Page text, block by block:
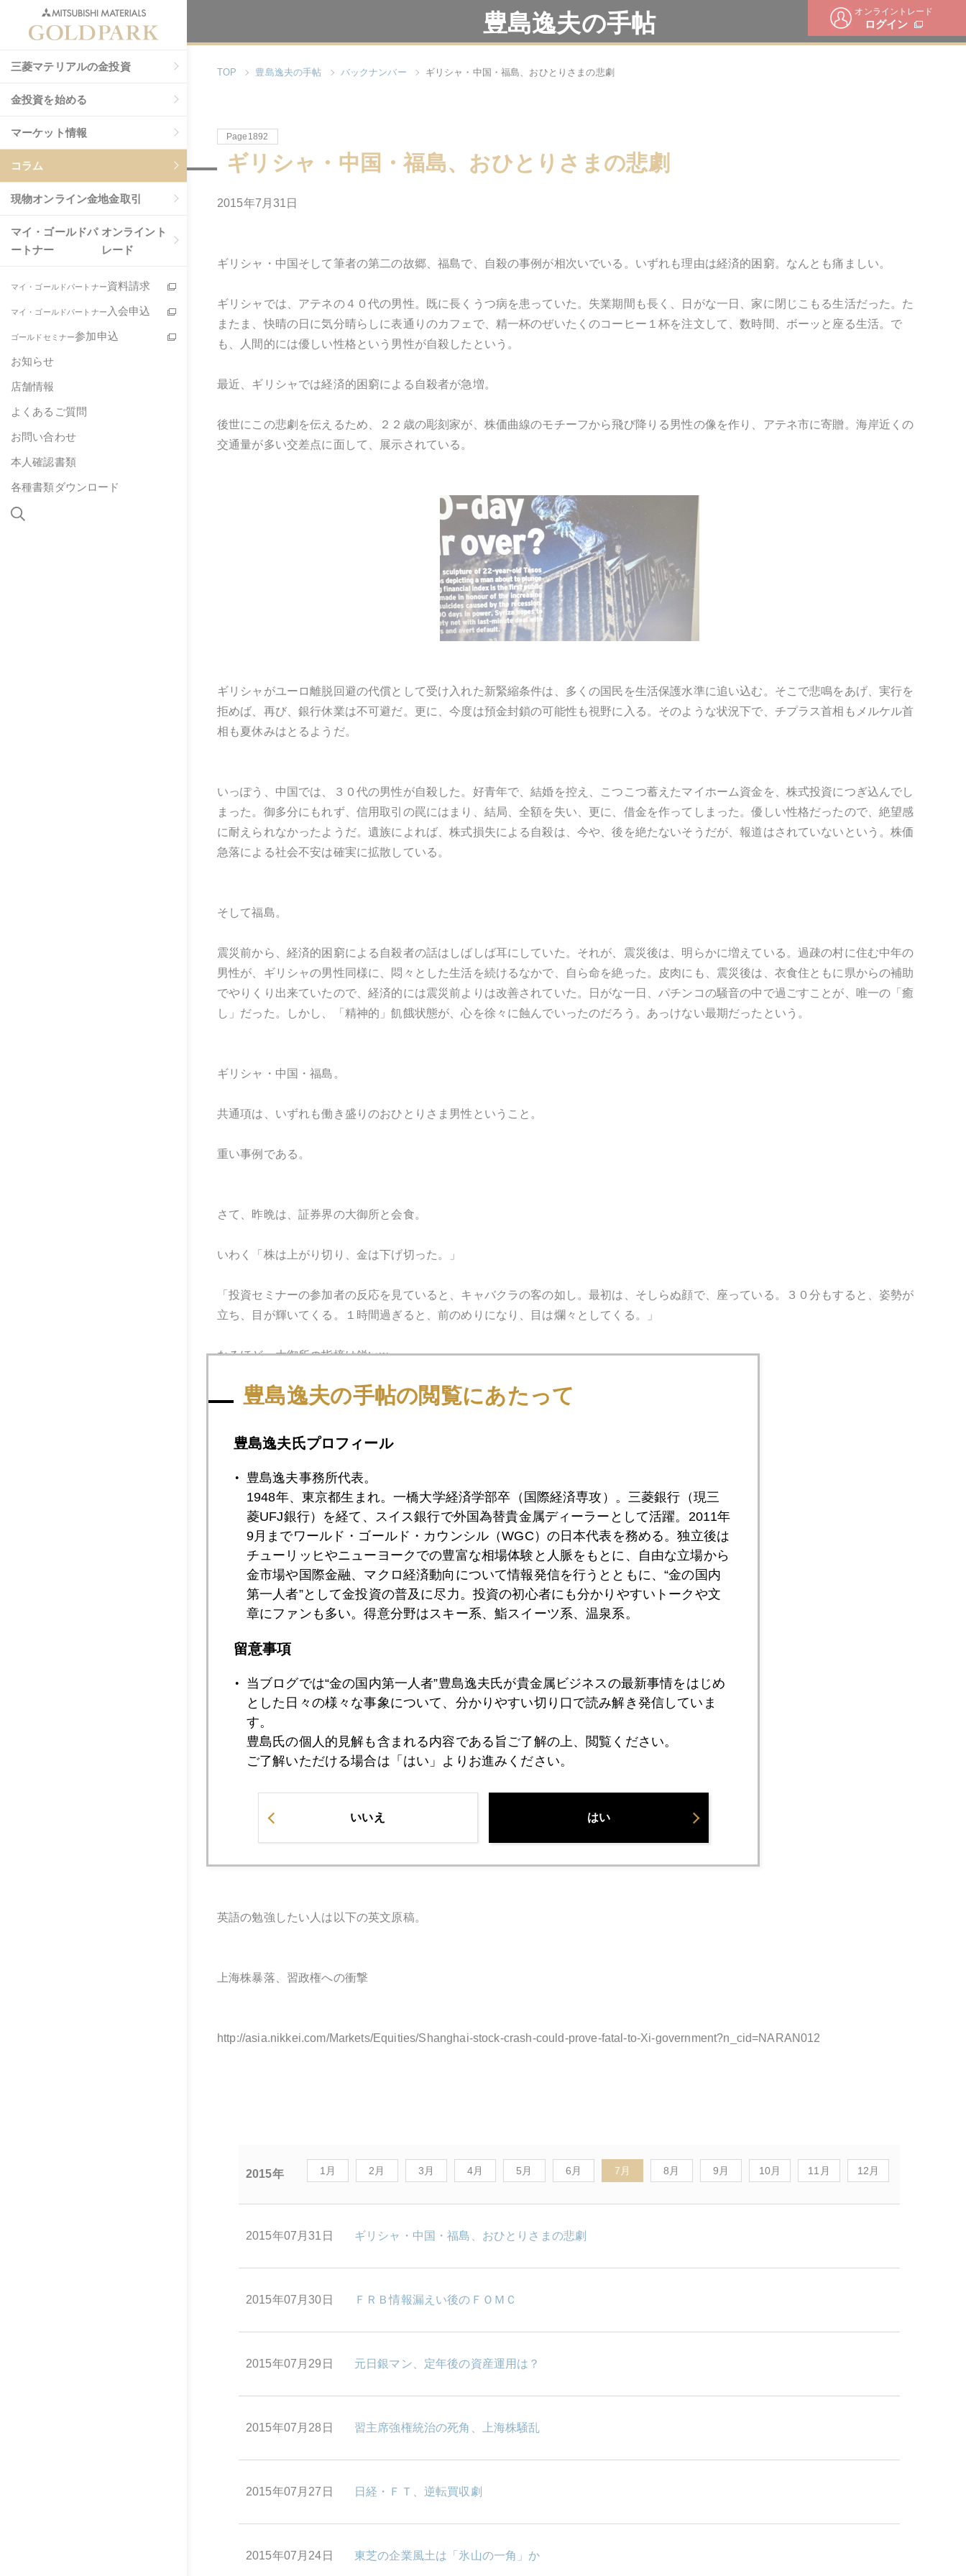
オンライントレード
ログイン
三菱マテリアルの金投資
金投資を始める
マーケット情報
コラム
現物オンライン金地金取引
マイ・ゴールドパ
ートナー
オンライント
レード
マイ・ゴールドパートナー資料請求
マイ・ゴールドパートナー 入会申込
ゴールドセミナー参加申込
お知らせ
店舗情報
よくあるご質問
お問い合わせ
本人確認書類
各種書類ダウンロード
豊島逸夫の手帖
TOP 豊島逸夫の手帖 バックナンバー ギリシャ・中国・福島、おひとりさまの悲劇
Page1892
ギリシャ・中国・福島、おひとりさまの悲劇
2015年7月31日
ギリシャ・中国そして筆者の第二の故郷、福島で、自殺の事例が相次いでいる。いずれも理由は経済的困窮。なんとも痛ましい。
ギリシャでは、アテネの４０代の男性。既に長くうつ病を患っていた。失業期間も長く、日がな一日、家に閉じこもる生活だった。た
またま、快晴の日に気分晴らしに表通りのカフェで、精一杯のぜいたくのコーヒー１杯を注文して、数時間、ボーッと座る生活。で
も、人間的には優しい性格という男性が自殺したという。
最近、ギリシャでは経済的困窮による自殺者が急増。
後世にこの悲劇を伝えるため、２２歳の彫刻家が、株価曲線のモチーフから飛び降りる男性の像を作り、アテネ市に寄贈。海岸近くの
交通量が多い交差点に面して、展示されている。
ギリシャがユーロ離脱回避の代償として受け入れた新緊縮条件は、多くの国民を生活保護水準に追い込む。そこで悲鳴をあげ、実行を
拒めば、再び、銀行休業は不可避だ。更に、今度は預金封鎖の可能性も視野に入る。そのような状況下で、チプラス首相もメルケル首
相も夏休みはとるようだ。
いっぽう、中国では、３０代の男性が自殺した。好青年で、結婚を控え、こつこつ蓄えたマイホーム資金を、株式投資につぎ込んでし
まった。御多分にもれず、信用取引の罠にはまり、結局、全額を失い、更に、借金を作ってしまった。優しい性格だったので、絶望感
に耐えられなかったようだ。遺族によれば、株式損失による自殺は、今や、後を絶たないそうだが、報道はされていないという。株価
急落による社会不安は確実に拡散している。
そして福島。
震災前から、経済的困窮による自殺者の話はしばしば耳にしていた。それが、震災後は、明らかに増えている。過疎の村に住む中年の
男性が、ギリシャの男性同様に、悶々とした生活を続けるなかで、自ら命を絶った。皮肉にも、震災後は、衣食住ともに県からの補助
でやりくり出来ていたので、経済的には震災前よりは改善されていた。日がな一日、パチンコの騒音の中で過ごすことが、唯一の「癒
し」だった。しかし、「精神的」飢餓状態が、心を徐々に蝕んでいったのだろう。あっけない最期だったという。
ギリシャ・中国・福島。
共通項は、いずれも働き盛りのおひとりさま男性ということ。
重い事例である。
さて、昨晩は、証券界の大御所と会食。
いわく「株は上がり切り、金は下げ切った。」
「投資セミナーの参加者の反応を見ていると、キャバクラの客の如し。最初は、そしらぬ顔で、座っている。３０分もすると、姿勢が
立ち、目が輝いてくる。１時間過ぎると、前のめりになり、目は爛々としてくる。」
なるほど、大御所の指摘は鋭いw
そして大御所の奥方でなければ入手困難な超人気クッキーセット♪
英語の勉強したい人は以下の英文原稿。
上海株暴落、習政権への衝撃
http://asia.nikkei.com/Markets/Equities/Shanghai-stock-crash-could-prove-fatal-to-Xi-government?n_cid=NARAN012
2015年 1月 2月 3月 4月 5月 6月 7月 8月 9月 10月 11月 12月
2015年07月31日 ギリシャ・中国・福島、おひとりさまの悲劇
2015年07月30日 ＦＲＢ情報漏えい後のＦＯＭＣ
2015年07月29日 元日銀マン、定年後の資産運用は？
2015年07月28日 習主席強権統治の死角、上海株騒乱
2015年07月27日 日経・ＦＴ、逆転買収劇
2015年07月24日 東芝の企業風土は「氷山の一角」か
豊島逸夫の手帖の閲覧にあたって
豊島逸夫氏プロフィール
豊島逸夫事務所代表。
1948年、東京都生まれ。一橋大学経済学部卒（国際経済専攻）。三菱銀行（現三
菱UFJ銀行）を経て、スイス銀行で外国為替貴金属ディーラーとして活躍。2011年
9月までワールド・ゴールド・カウンシル（WGC）の日本代表を務める。独立後は
チューリッヒやニューヨークでの豊富な相場体験と人脈をもとに、自由な立場から
金市場や国際金融、マクロ経済動向について情報発信を行うとともに、“金の国内
第一人者”として金投資の普及に尽力。投資の初心者にも分かりやすいトークや文
章にファンも多い。得意分野はスキー系、鮨スイーツ系、温泉系。
留意事項
当ブログでは“金の国内第一人者”豊島逸夫氏が貴金属ビジネスの最新事情をはじめ
とした日々の様々な事象について、分かりやすい切り口で読み解き発信していま
す。
豊島氏の個人的見解も含まれる内容である旨ご了解の上、閲覧ください。
ご了解いただける場合は「はい」よりお進みください。
いいえ はい